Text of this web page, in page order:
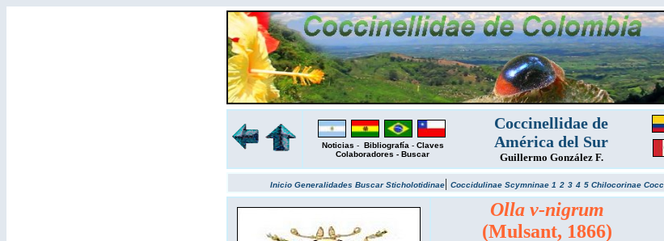
Noticias - Bibliografía - Claves
Colaboradores - Buscar
Coccinellidae de
América del Sur
Guillermo González F.
Inicio Generalidades BuscarSticholotidinae| Coccidulinae Scymninae 1 2 3 4 5 Chilocorinae
Olla v-nigrum
(Mulsant, 1866)